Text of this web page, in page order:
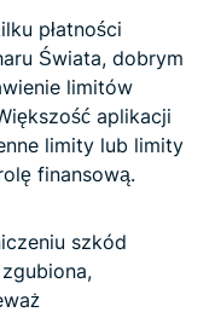
płatności
Świata, dobrym
limitów
aplikacji
limity lub limity
finansową.
szkód